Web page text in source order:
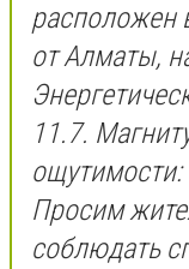
расположен
от Алматы,
11.7.
Просим
соблюдать